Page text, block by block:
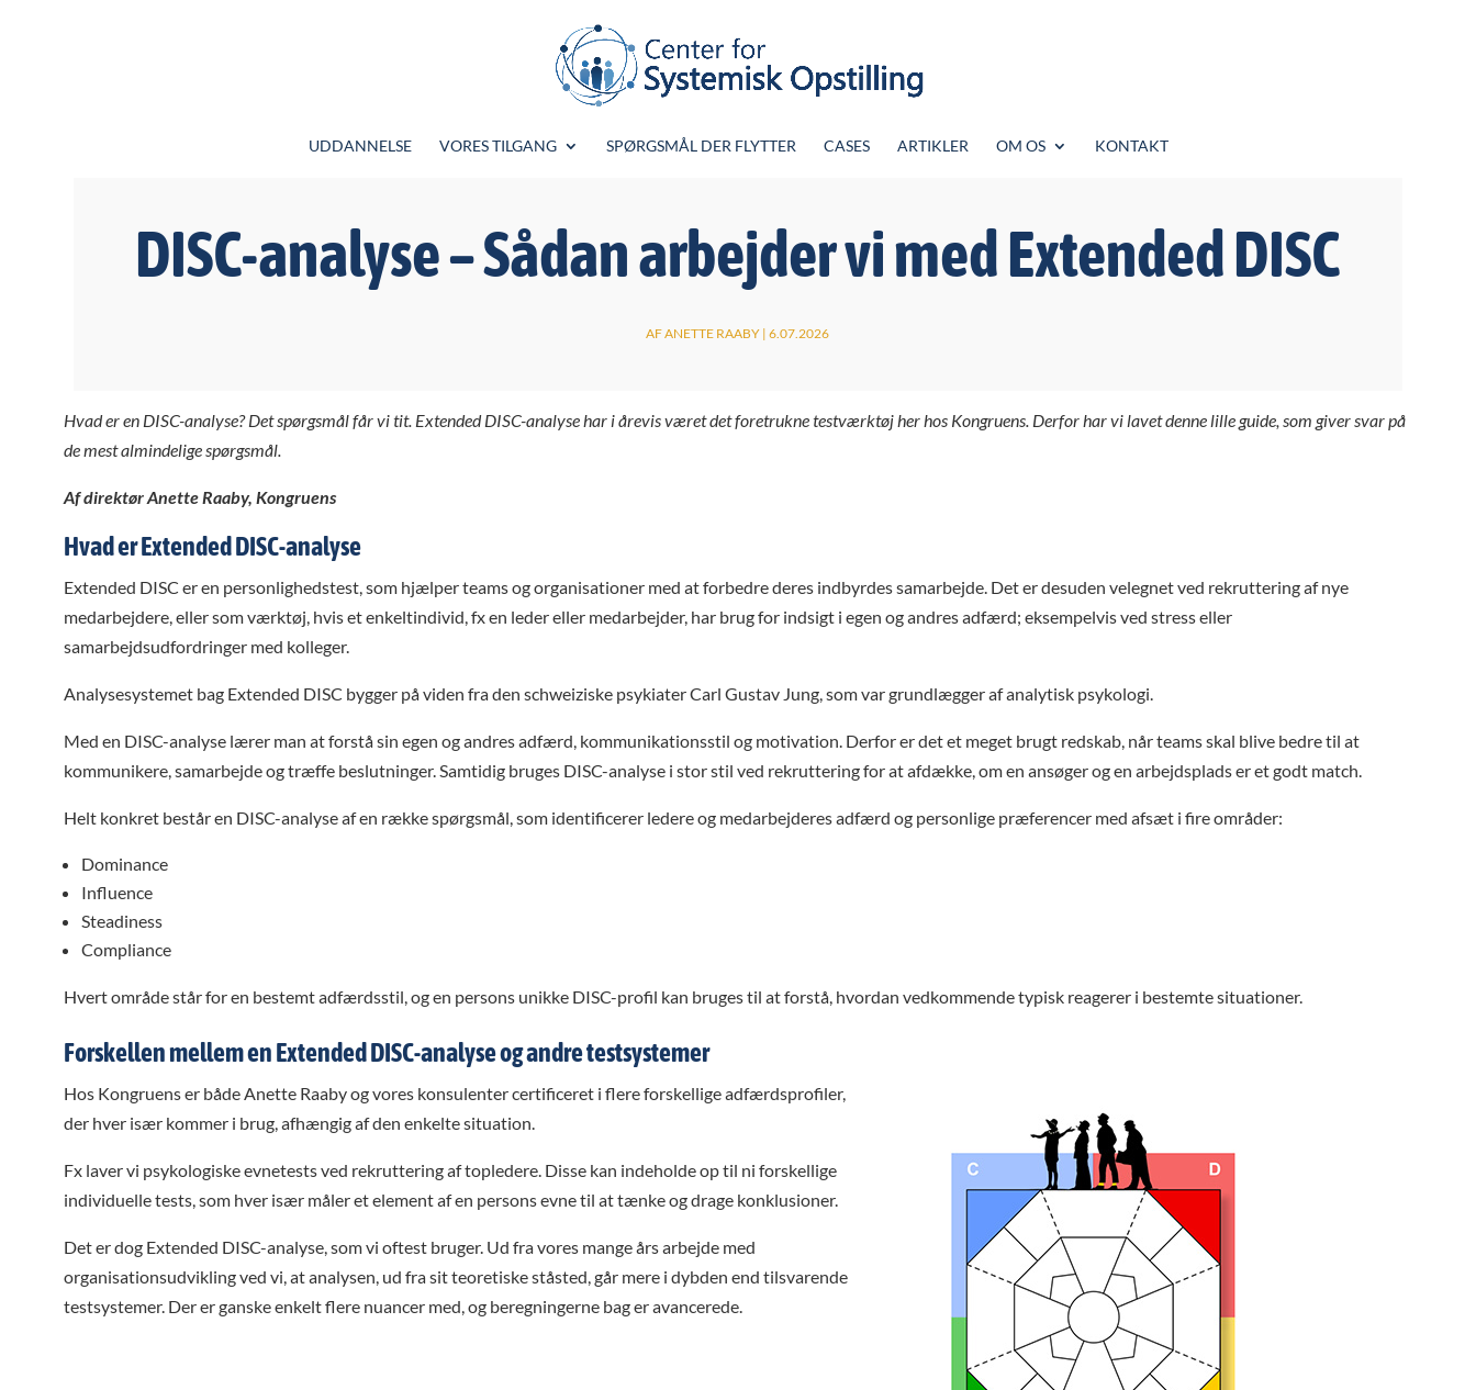
UDDANNELSE VORES TILGANG SPØRGSMÅL DER FLYTTER CASES ARTIKLER OM OS KONTAKT
DISC-analyse – Sådan arbejder vi med Extended DISC
AFANETTE RAABY |6.07.2026
Hvad er en DISC-analyse? Det spørgsmål får vi tit. Extended DISC-analyse har i årevis været det foretrukne testværktøj her hos Kongruens. Derfor har vi lavet denne lille guide, som giver svar på
de mest almindelige spørgsmål.
Af direktør Anette Raaby, Kongruens
Hvad er Extended DISC-analyse
Extended DISC er en personlighedstest, som hjælper teams og organisationer med at forbedre deres indbyrdes samarbejde. Det er desuden velegnet ved rekruttering af nye
medarbejdere, eller som værktøj, hvis et enkeltindivid, fx en leder eller medarbejder, har brug for indsigt i egen og andres adfærd; eksempelvis ved stress eller
samarbejdsudfordringer med kolleger.
Analysesystemet bag Extended DISC bygger på viden fra den schweiziske psykiater Carl Gustav Jung, som var grundlægger af analytisk psykologi.
Med en DISC-analyse lærer man at forstå sin egen og andres adfærd, kommunikationsstil og motivation. Derfor er det et meget brugt redskab, når teams skal blive bedre til at
kommunikere, samarbejde og træffe beslutninger. Samtidig bruges DISC-analyse i stor stil ved rekruttering for at afdække, om en ansøger og en arbejdsplads er et godt match.
Helt konkret består en DISC-analyse af en række spørgsmål, som identificerer ledere og medarbejderes adfærd og personlige præferencer med afsæt i fire områder:
Dominance
Influence
Steadiness
Compliance
Hvert område står for en bestemt adfærdsstil, og en persons unikke DISC-profil kan bruges til at forstå, hvordan vedkommende typisk reagerer i bestemte situationer.
Forskellen mellem en Extended DISC-analyse og andre testsystemer
Hos Kongruens er både Anette Raaby og vores konsulenter certificeret i flere forskellige adfærdsprofiler,
der hver især kommer i brug, afhængig af den enkelte situation.
Fx laver vi psykologiske evnetests ved rekruttering af topledere. Disse kan indeholde op til ni forskellige
individuelle tests, som hver især måler et element af en persons evne til at tænke og drage konklusioner.
Det er dog Extended DISC-analyse, som vi oftest bruger. Ud fra vores mange års arbejde med
organisationsudvikling ved vi, at analysen, ud fra sit teoretiske ståsted, går mere i dybden end tilsvarende
testsystemer. Der er ganske enkelt flere nuancer med, og beregningerne bag er avancerede.